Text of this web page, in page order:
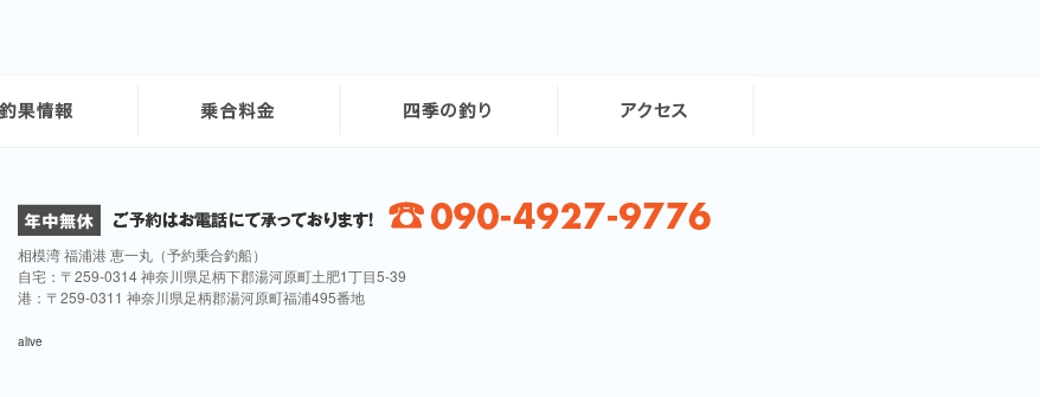
相模湾 福浦港 恵一丸（予約乗合釣船）
自宅：〒259-0314 神奈川県足柄下郡湯河原町土肥1丁目5-39
港：〒259-0311 神奈川県足柄郡湯河原町福浦495番地
alive